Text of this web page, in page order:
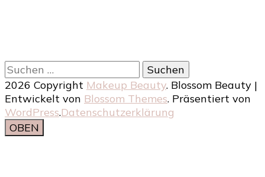
Suchen
nach:
2026 Copyright Makeup Beauty. Blossom Beauty |
Entwickelt von Blossom Themes. Präsentiert von
WordPress.Datenschutzerklärung
OBEN